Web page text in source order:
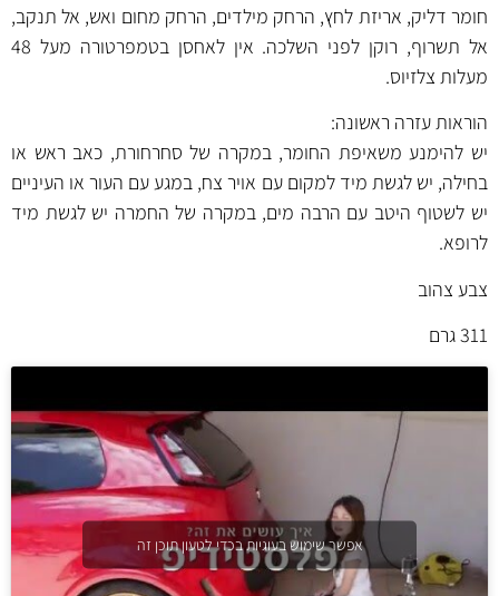
חומר דליק, אריזת לחץ, הרחק מילדים, הרחק מחום ואש, אל תנקב,
אל תשרוף, רוקן לפני השלכה. אין לאחסן בטמפרטורה מעל 48
מעלות צלזיוס.
הוראות עזרה ראשונה:
יש להימנע משאיפת החומר, במקרה של סחרחורת, כאב ראש או
בחילה, יש לגשת מיד למקום עם אויר צח, במגע עם העור או העיניים
יש לשטוף היטב עם הרבה מים, במקרה של החמרה יש לגשת מיד
לרופא.
צבע צהוב
311 גרם
אפשר שימוש בעוגיות בכדי לטעון תוכן זה